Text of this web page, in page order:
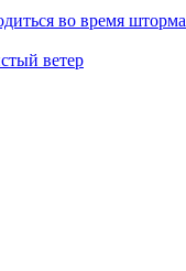
во время шторма
ветер